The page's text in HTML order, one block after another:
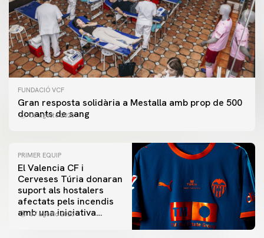
FUNDACIÓ VCF
Gran resposta solidària a Mestalla amb prop de 500
donants de sang
06 agosto 2026
PRIMER EQUIP
El Valencia CF i
Cerveses Túria donaran
suport als hostalers
afectats pels incendis
amb una iniciativa
07 agosto 2026